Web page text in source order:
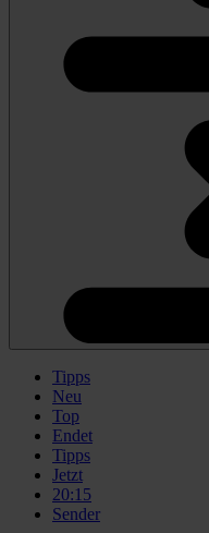
Tipps
Neu
Top
Endet
Tipps
Jetzt
20:15
Sender